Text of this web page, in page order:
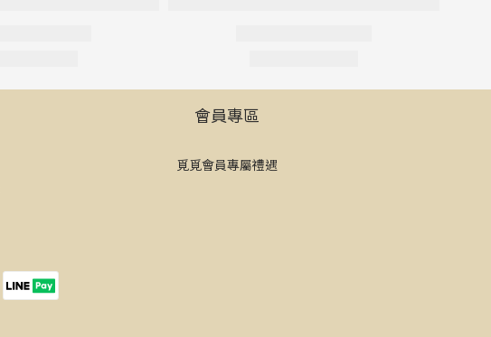
會員專區
覓覓會員專屬禮遇